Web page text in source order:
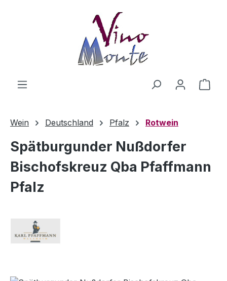
Wein Deutschland Pfalz Rotwein
Spätburgunder Nußdorfer
Bischofskreuz Qba Pfaffmann
Pfalz